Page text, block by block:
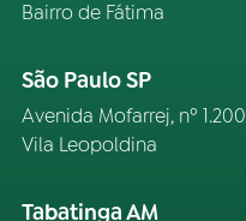
Bairro de Fátima
São Paulo SP
Avenida Mofarrej, nº 1.200
Vila Leopoldina
Tabatinga AM